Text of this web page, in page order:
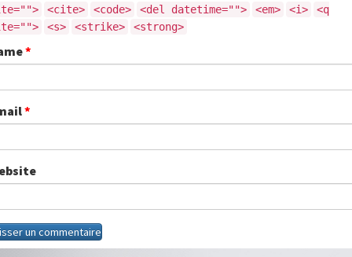
<cite> <code> <del datetime=""> <em> <i>
<q
<s> <strike> <strong>
*
*